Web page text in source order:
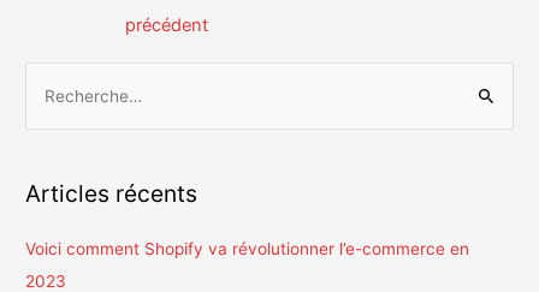
précédent
e
r
c
Articles récents
Voici comment Shopify va révolutionner l’e-commerce en
2023